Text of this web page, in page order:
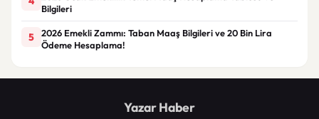
Bilgileri
5
2026 Emekli Zammı: Taban Maaş Bilgileri ve 20 Bin Lira
Ödeme Hesaplama!
Yazar Haber